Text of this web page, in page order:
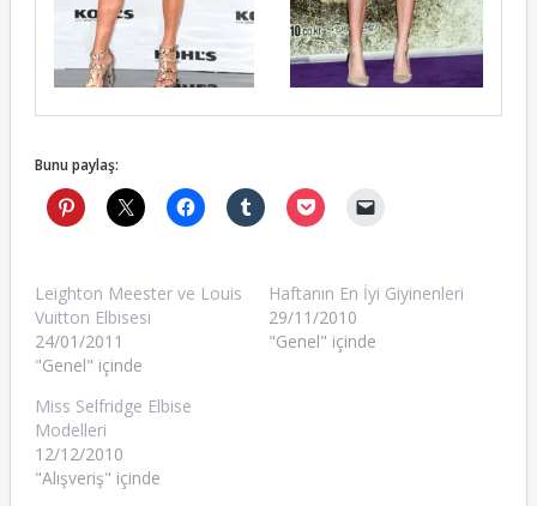
Bunu paylaş:
Leighton Meester ve Louis
Vuitton Elbisesi
24/01/2011
"Genel" içinde
Haftanın En İyi Giyinenleri
29/11/2010
"Genel" içinde
Miss Selfridge Elbise
Modelleri
12/12/2010
"Alışveriş" içinde